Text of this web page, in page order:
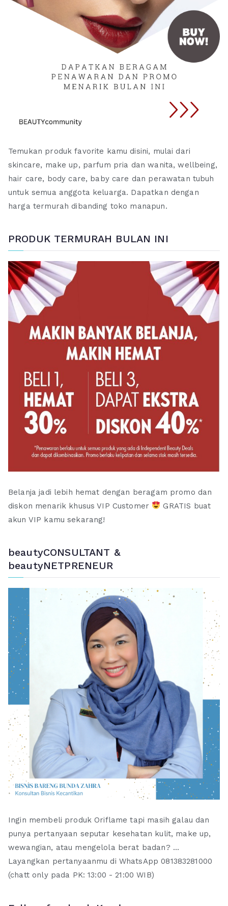
Temukan produk favorite kamu disini, mulai dari
skincare, make up, parfum pria dan wanita, wellbeing,
hair care, body care, baby care dan perawatan tubuh
untuk semua anggota keluarga. Dapatkan dengan
harga termurah dibanding toko manapun.
PRODUK TERMURAH BULAN INI
Belanja jadi lebih hemat dengan beragam promo dan
diskon menarik khusus VIP Customer
GRATIS buat
akun VIP kamu sekarang!
beautyCONSULTANT &
beautyNETPRENEUR
Ingin membeli produk Oriflame tapi masih galau dan
punya pertanyaan seputar kesehatan kulit, make up,
wewangian, atau mengelola berat badan? ...
Layangkan pertanyaanmu di WhatsApp 081383281000
(chatt only pada PK: 13:00 - 21:00 WIB)